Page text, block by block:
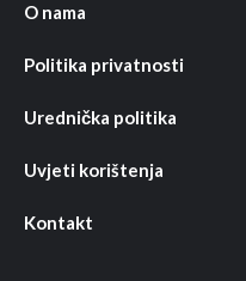
O nama
Politika privatnosti
Urednička politika
Uvjeti korištenja
Kontakt